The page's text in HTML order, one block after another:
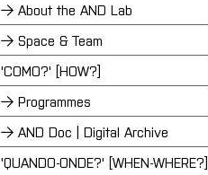
→ About the AND Lab
→ Space & Team
'COMO?' [HOW?]
→ Programmes
→ AND Doc | Digital Archive
'QUANDO-ONDE?' [WHEN-WHERE?]